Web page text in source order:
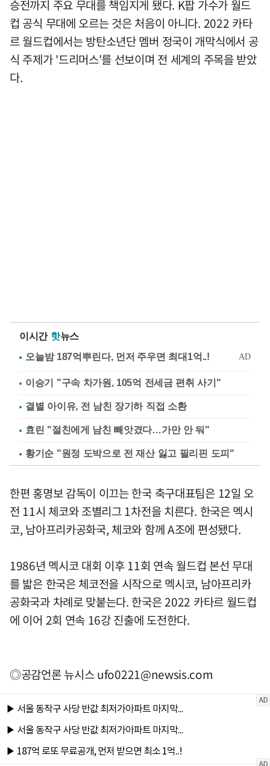
승전까지 주요 무대를 책임지게 됐다. K팝 가수가 월드
컵 공식 무대에 오르는 것은 처음이 아니다. 2022 카타
르 월드컵에서는 방탄소년단 멤버 정국이 개막식에서 공
식 주제가 '드리머스'를 선보이며 전 세계의 주목을 받았
다.
이시간 핫뉴스
이승기 "구속 차가원, 105억 전세금 편취 사기"
결별 아이유, 전 남친 장기하 직접 소환
효린 "절친에게 남친 빼앗겼다…가만 안 둬"
황기순 "원정 도박으로 전 재산 잃고 필리핀 도피"
한편 홍명보 감독이 이끄는 한국 축구대표팀은 12일 오
전 11시 체코와 조별리그 1차전을 치른다. 한국은 멕시
코, 남아프리카공화국, 체코와 함께 A조에 편성됐다.
1986년 멕시코 대회 이후 11회 연속 월드컵 본선 무대
를 밟은 한국은 체코전을 시작으로 멕시코, 남아프리카
공화국과 차례로 맞붙는다. 한국은 2022 카타르 월드컵
에 이어 2회 연속 16강 진출에 도전한다.
◎공감언론 뉴시스ufo0221@newsis.com